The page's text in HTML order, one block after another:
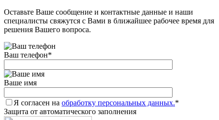
Оставьте Ваше сообщение и контактные данные и наши
специалисты свяжутся с Вами в ближайшее рабочее время для
решения Вашего вопроса.
Ваш телефон*
Ваше имя
Я согласен на обработку персональных данных.*
Защита от автоматического заполнения
Добавляйте товары
в корзину
Оплачивайте сегодня только
25% картой любого банка
Получайте товар
выбранный способом